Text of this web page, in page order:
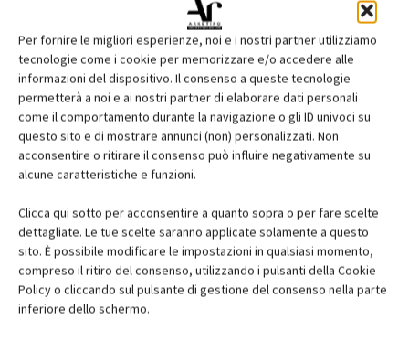
Per fornire le migliori esperienze, noi e i nostri partner utilizziamo
tecnologie come i cookie per memorizzare e/o accedere alle
informazioni del dispositivo. Il consenso a queste tecnologie
permetterà a noi e ai nostri partner di elaborare dati personali
come il comportamento durante la navigazione o gli ID univoci su
questo sito e di mostrare annunci (non) personalizzati. Non
acconsentire o ritirare il consenso può influire negativamente su
alcune caratteristiche e funzioni.
Clicca qui sotto per acconsentire a quanto sopra o per fare scelte
dettagliate. Le tue scelte saranno applicate solamente a questo
sito. È possibile modificare le impostazioni in qualsiasi momento,
compreso il ritiro del consenso, utilizzando i pulsanti della Cookie
Policy o cliccando sul pulsante di gestione del consenso nella parte
inferiore dello schermo.
Abbonati e regala
Iscriviti alla newsletter